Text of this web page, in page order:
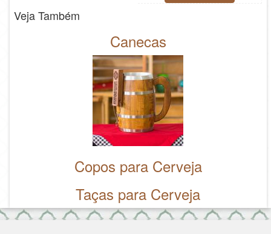
Veja Também
Canecas
Copos para Cerveja
Taças para Cerveja